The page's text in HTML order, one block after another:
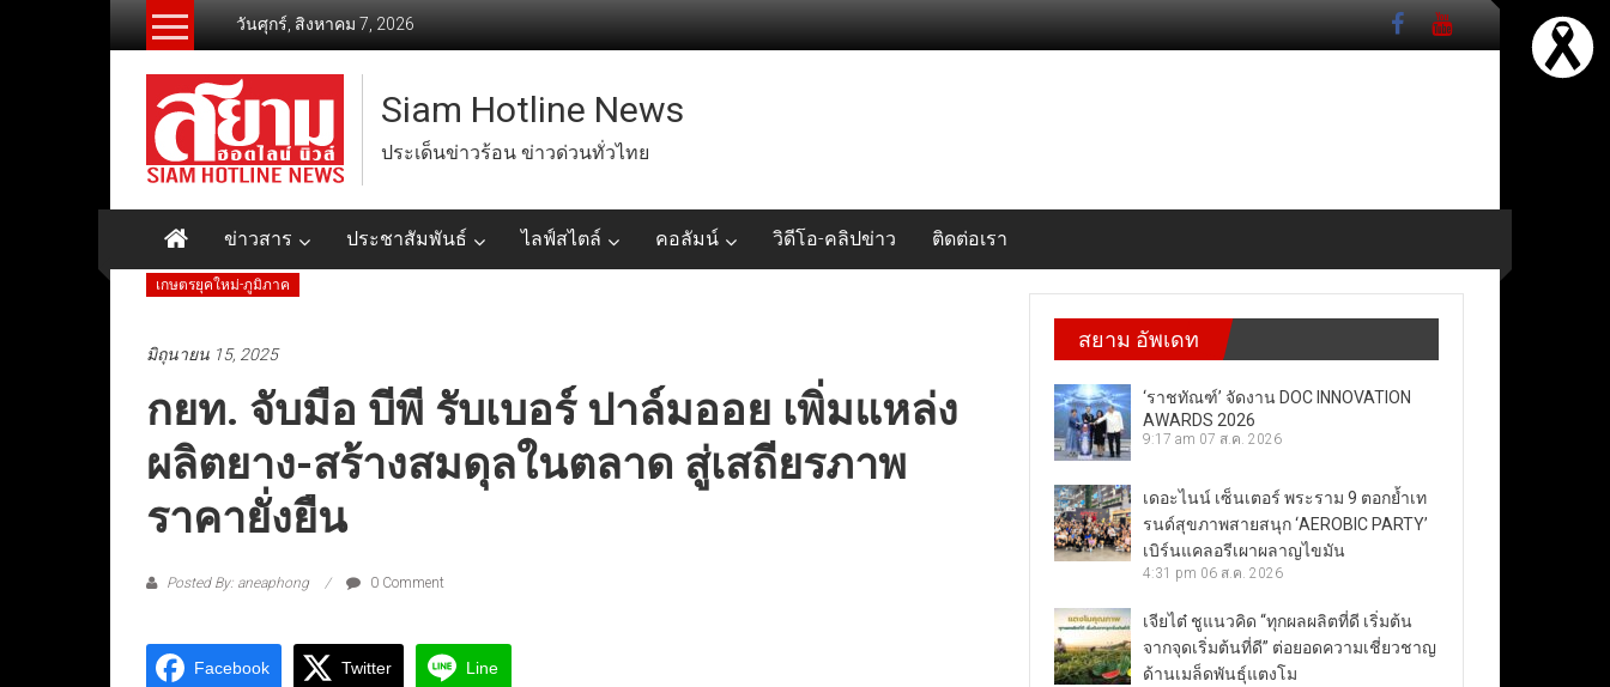
วันศุกร์, สิงหาคม 7, 2026
Siam Hotline News
ประเด็นข่าวร้อน ข่าวด่วนทั่วไทย
ข่าวสาร ประชาสัมพันธ์ ไลฟ์สไตล์ คอลัมน์ วิดีโอ-คลิปข่าว ติดต่อเรา
เกษตรยุคใหม่-ภูมิภาค
มิถุนายน 15, 2025
กยท. จับมือ บีพี รับเบอร์ ปาล์มออย เพิ่มแหล่ง
ผลิตยาง-สร้างสมดุลในตลาด สู่เสถียรภาพ
ราคายั่งยืน
Posted By: aneaphong 0 Comment
Facebook Twitter Line
สยาม อัพเดท
‘ราชทัณฑ์’ จัดงาน DOC INNOVATION
AWARDS 2026
9:17 am 07 ส.ค. 2026
เดอะไนน์ เซ็นเตอร์ พระราม 9 ตอกย้ำเท
รนด์สุขภาพสายสนุก ‘AEROBIC PARTY’
เบิร์นแคลอรีเผาผลาญไขมัน
4:31 pm 06 ส.ค. 2026
เจียไต๋ ชูแนวคิด “ทุกผลผลิตที่ดี เริ่มต้น
จากจุดเริ่มต้นที่ดี” ต่อยอดความเชี่ยวชาญ
ด้านเมล็ดพันธุ์แตงโม